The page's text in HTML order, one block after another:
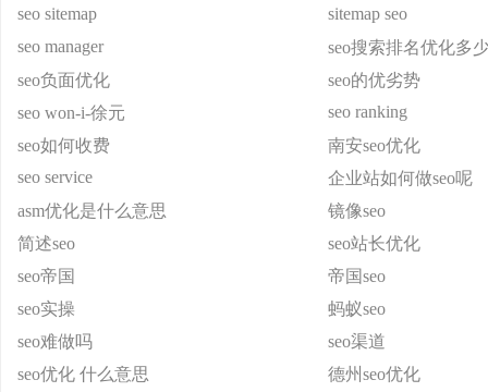
seo sitemap
sitemap seo
seo manager
seo搜索排名优化多
seo负面优化
seo的优劣势
seo won-i-徐元
seo ranking
seo如何收费
南安seo优化
seo service
企业站如何做seo呢
asm优化是什么意思
镜像seo
简述seo
seo站长优化
seo帝国
帝国seo
seo实操
蚂蚁seo
seo难做吗
seo渠道
seo优化 什么意思
德州seo优化